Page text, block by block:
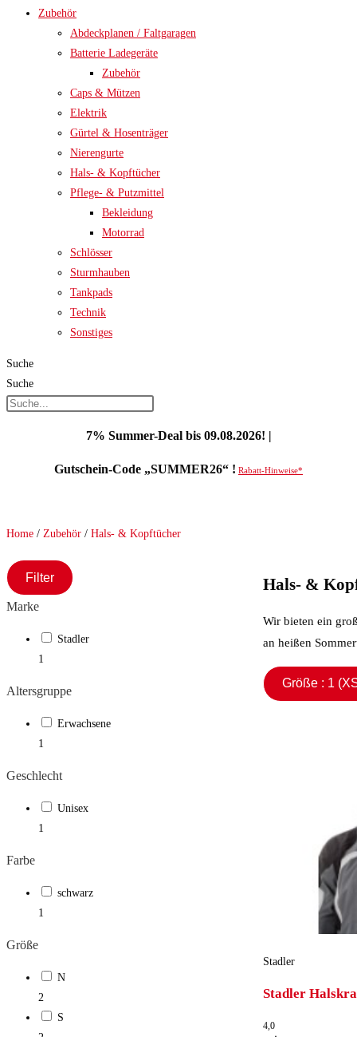
Zubehör
Abdeckplanen / Faltgaragen
Batterie Ladegeräte
Zubehör
Caps & Mützen
Elektrik
Gürtel & Hosenträger
Nierengurte
Hals- & Kopftücher
Pflege- & Putzmittel
Bekleidung
Motorrad
Schlösser
Sturmhauben
Tankpads
Technik
Sonstiges
Suche
Suche
7% Summer-Deal bis 09.08.2026! |
Gutschein-Code „SUMMER26“ ! Rabatt-Hinweise*
Home / Zubehör / Hals- & Kopftücher
Filter
Marke
Stadler
1
Altersgruppe
Erwachsene
1
Geschlecht
Unisex
1
Farbe
schwarz
1
Größe
N
2
S
Hals- &
Wir bieten ein
an heißen
Größe : 1
Stadler
Stadler
4,0